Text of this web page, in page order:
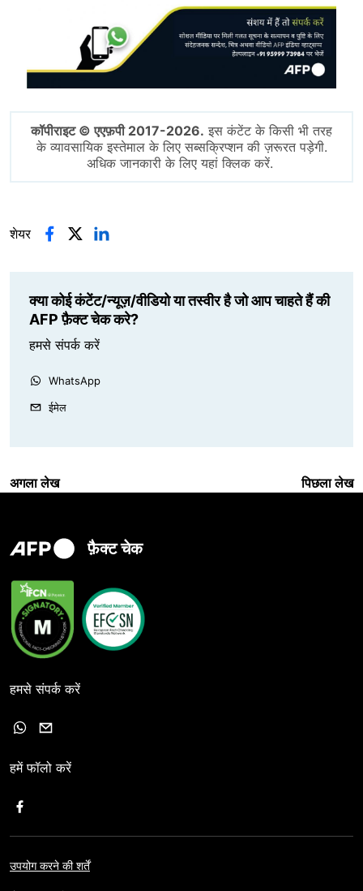
कॉपीराइट © एएफ़पी 2017-2026. इस कंटेंट के किसी भी तरह
के व्यावसायिक इस्तेमाल के लिए सब्सक्रिप्शन की ज़रूरत पड़ेगी.
अधिक जानकारी के लिए यहां क्लिक करें.
शेयर
क्या कोई कंटेंट/न्यूज़/वीडियो या तस्वीर है जो आप चाहते हैं की
AFP फ़ैक्ट चेक करे?
हमसे संपर्क करें
WhatsApp
ईमेल
अगला लेख पिछला लेख
फ़ैक्ट चेक
हमसे संपर्क करें
हमें फॉलो करें
उपयोग करने की शर्तें